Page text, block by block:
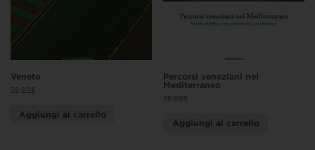
Veneto
35,00€
Aggiungi al carrello
Percorsi veneziani nel
Mediterraneo
49,00€
Aggiungi al carrello